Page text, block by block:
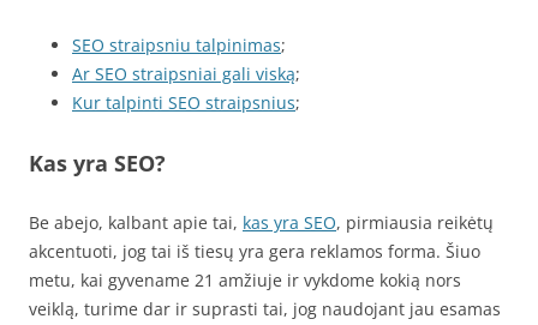
SEO straipsniu talpinimas;
Ar SEO straipsniai gali viską;
Kur talpinti SEO straipsnius;
Kas yra SEO?
Be abejo, kalbant apie tai, kas yra SEO, pirmiausia reikėtų
akcentuoti, jog tai iš tiesų yra gera reklamos forma. Šiuo
metu, kai gyvename 21 amžiuje ir vykdome kokią nors
veiklą, turime dar ir suprasti tai, jog naudojant jau esamas